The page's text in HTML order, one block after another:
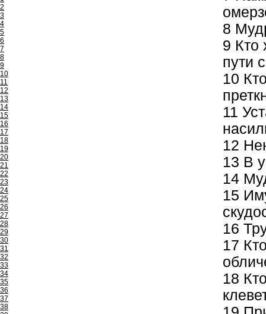
2
3
4
5
6
7
8
9
10
11
12
13
14
15
16
17
18
19
20
21
22
23
24
25
26
27
28
29
30
31
32
33
34
35
36
37
38
8
9 Кто
пути
10
11
12
13 В
14
15
16
17
18